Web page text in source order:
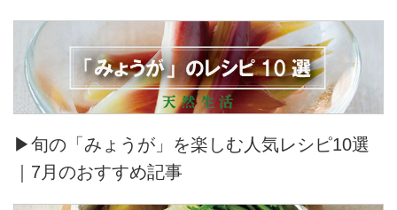
▶旬の「みょうが」を楽しむ人気レシピ10選
｜7月のおすすめ記事